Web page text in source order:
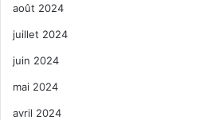
août 2024
juillet 2024
juin 2024
mai 2024
avril 2024